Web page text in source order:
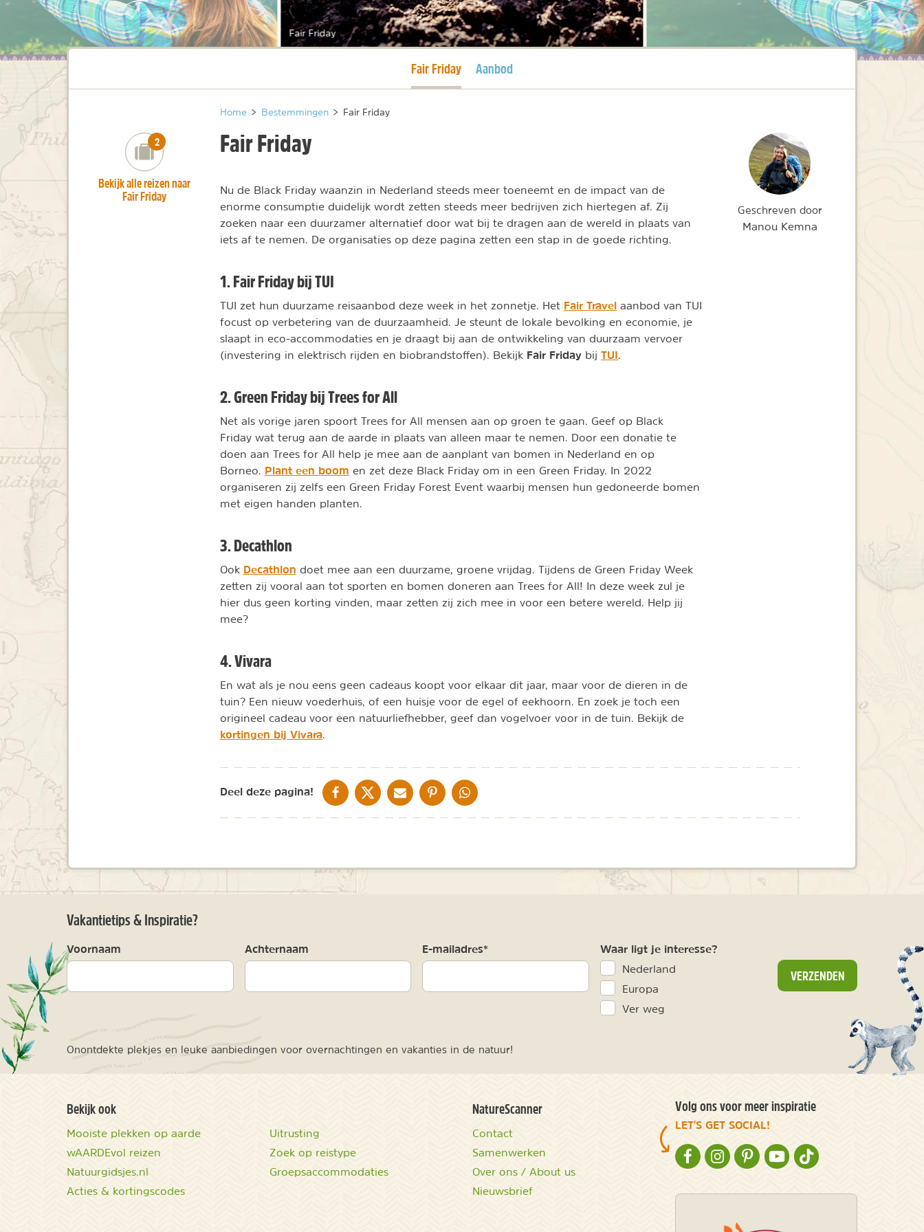
Fair Friday
Huidige pagina
Fair Friday Aanbod
Home > Bestemmingen > Fair Friday
Fair Friday
Nu de Black Friday waanzin in Nederland steeds meer toeneemt en de impact van de
enorme consumptie duidelijk wordt zetten steeds meer bedrijven zich hiertegen af. Zij
zoeken naar een duurzamer alternatief door wat bij te dragen aan de wereld in plaats van
iets af te nemen. De organisaties op deze pagina zetten een stap in de goede richting.
1. Fair Friday bij TUI
TUI zet hun duurzame reisaanbod deze week in het zonnetje. Het Fair Travel aanbod van TUI
focust op verbetering van de duurzaamheid. Je steunt de lokale bevolking en economie, je
slaapt in eco-accommodaties en je draagt bij aan de ontwikkeling van duurzaam vervoer
(investering in elektrisch rijden en biobrandstoffen). Bekijk Fair Friday bij TUI.
2. Green Friday bij Trees for All
Net als vorige jaren spoort Trees for All mensen aan op groen te gaan. Geef op Black
Friday wat terug aan de aarde in plaats van alleen maar te nemen. Door een donatie te
doen aan Trees for All help je mee aan de aanplant van bomen in Nederland en op
Borneo. Plant een boom en zet deze Black Friday om in een Green Friday. In 2022
organiseren zij zelfs een Green Friday Forest Event waarbij mensen hun gedoneerde bomen
met eigen handen planten.
3. Decathlon
Ook Decathlon doet mee aan een duurzame, groene vrijdag. Tijdens de Green Friday Week
zetten zij vooral aan tot sporten en bomen doneren aan Trees for All! In deze week zul je
hier dus geen korting vinden, maar zetten zij zich mee in voor een betere wereld. Help jij
mee?
4. Vivara
En wat als je nou eens geen cadeaus koopt voor elkaar dit jaar, maar voor de dieren in de
tuin? Een nieuw voederhuis, of een huisje voor de egel of eekhoorn. En zoek je toch een
origineel cadeau voor een natuurliefhebber, geef dan vogelvoer voor in de tuin. Bekijk de
kortingen bij Vivara.
Deel deze pagina! DELEN OP FACEBOOK
DELEN OP XDELEN VIA DE MAIL
DELEN OP PINTEREST
DELEN OP WHATSAPP
number_of_trips:
2
Bekijk alle reizen naar
Fair Friday
Geschreven door
Manou Kemna
Vakantietips & Inspiratie?
Voornaam Achternaam E-mailadres* Waar ligt je interesse?
Nederland
Europa
Ver weg
VERZENDEN
Onontdekte plekjes en leuke aanbiedingen voor overnachtingen en vakanties in de natuur!
Bekijk ook
Mooiste plekken op aarde
wAARDEvol reizen
Natuurgidsjes.nl
Acties & kortingscodes
Uitrusting
Zoek op reistype
Groepsaccommodaties
NatureScanner
Contact
Samenwerken
Over ons / About us
Nieuwsbrief
Volg ons voor meer inspiratie
LET'S GET SOCIAL!
NATURESCANNER OP FACEBOOK
NATURESCANNER OP INSTAGRAM
NATURESCANNER OP PINTEREST
NATURESCANNER OP YOUTUBE
NATURESCANNER OP